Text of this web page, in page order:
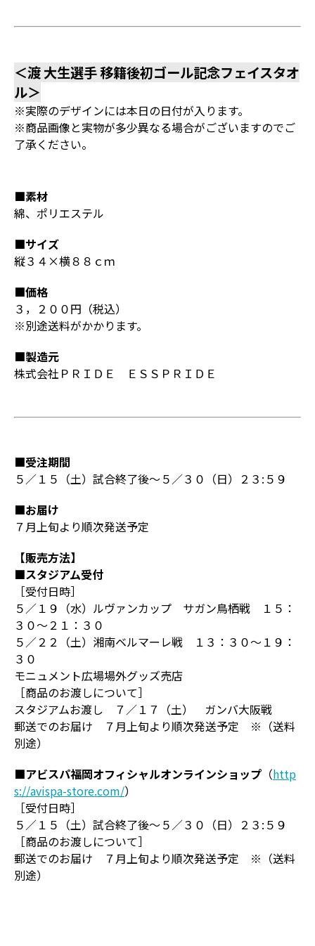
＜渡 大生選手 移籍後初ゴール記念フェイスタオ
ル＞
※実際のデザインには本日の日付が入ります。
※商品画像と実物が多少異なる場合がございますのでご
了承ください。
■素材
綿、ポリエステル
■サイズ
縦３４×横８８ｃｍ
■価格
３，２００円（税込）
※別途送料がかかります。
■製造元
株式会社ＰＲＩＤＥ ＥＳＳＰＲＩＤＥ
■受注期間
５／１５（土）試合終了後～５／３０（日）２３:５９
■お届け
７月上旬より順次発送予定
【販売方法】
■スタジアム受付
［受付日時］
５／１９（水）ルヴァンカップ サガン鳥栖戦 １５：
３０～２１：３０
５／２２（土）湘南ベルマーレ戦 １３：３０～１９：
３０
モニュメント広場場外グッズ売店
［商品のお渡しについて］
スタジアムお渡し ７／１７（土） ガンバ大阪戦
郵送でのお届け ７月上旬より順次発送予定 ※（送料
別途）
■アビスパ福岡オフィシャルオンラインショップ （http
s://avispa-store.com/）
［受付日時］
５／１５（土）試合終了後～５／３０（日）２３:５９
［商品のお渡しについて］
郵送でのお届け ７月上旬より順次発送予定 ※（送料
別途）